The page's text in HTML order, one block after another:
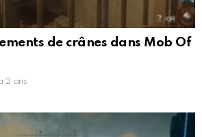
de crânes dans Mob Of
2 ans